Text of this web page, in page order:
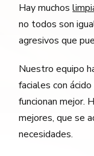
Hay muchos
no todos son
agresivos que
Nuestro equipo
faciales con
funcionan mejor.
mejores, que se
necesidades.